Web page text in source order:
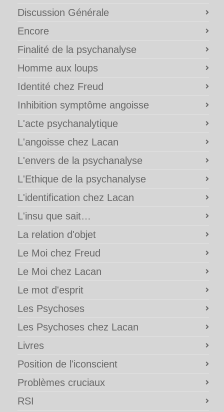
Discussion Générale
Encore
Finalité de la psychanalyse
Homme aux loups
Identité chez Freud
Inhibition symptôme angoisse
L'acte psychanalytique
L'angoisse chez Lacan
L'envers de la psychanalyse
L'Ethique de la psychanalyse
L'identification chez Lacan
L'insu que sait…
La relation d'objet
Le Moi chez Freud
Le Moi chez Lacan
Le mot d'esprit
Les Psychoses
Les Psychoses chez Lacan
Livres
Position de l'iconscient
Problèmes cruciaux
RSI